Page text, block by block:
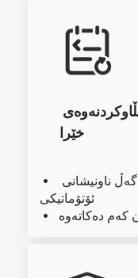
خێرا

ئۆتۆماتیکی
 کەم دەکاتەوە